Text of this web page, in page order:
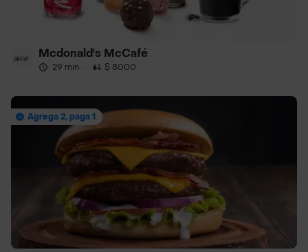
Mcdonald's McCafé
29 min · $ 8000
Agrega 2, paga 1